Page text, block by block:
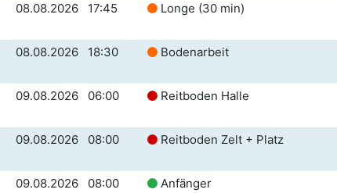
08.08.2026 17:45
Longe (30 min)
08.08.2026 18:30
Bodenarbeit
09.08.2026 06:00
Reitboden Halle
09.08.2026 08:00
Reitboden Zelt + Platz
09.08.2026 08:00
Anfänger